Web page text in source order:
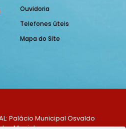
Ouvidoria
Telefones úteis
Mapa do Site
Palácio Municipal Osvaldo